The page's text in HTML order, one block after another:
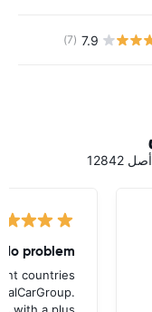
7.9
(7)
No problem
countries